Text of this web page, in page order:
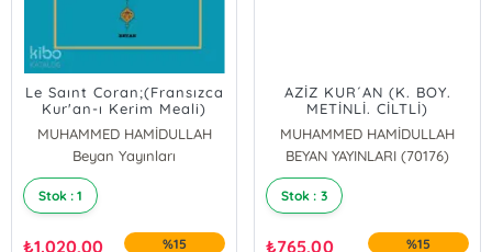
Le Saınt Coran;(Fransızca
Kur'an-ı Kerim Meali)
MUHAMMED HAMİDULLAH
Beyan Yayınları
Stok : 1
₺1.020,00 %15
AZİZ KUR´AN (K. BOY.
METİNLİ. CİLTLİ)
MUHAMMED HAMİDULLAH
BEYAN YAYINLARI (70176)
Stok : 3
₺765,00 %15